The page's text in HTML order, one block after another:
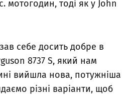
мотогодин, тоді як у John
себе досить добре в
8737 S, який нам
вийшла нова, потужніша
різні варіанти, щоб